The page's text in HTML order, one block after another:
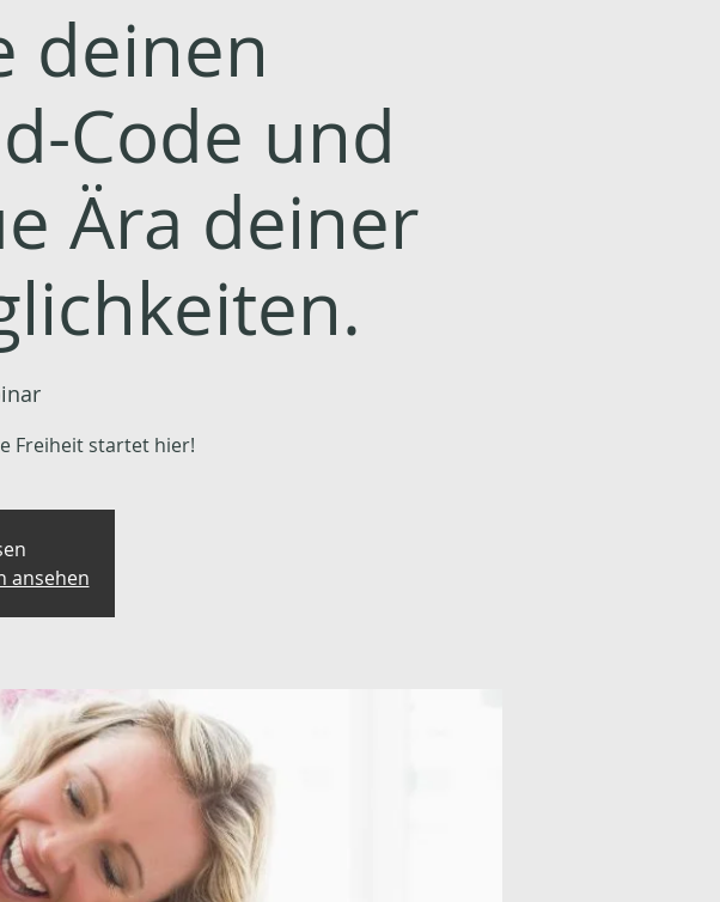
deinen
Code und
Ära deiner
Freiheit startet hier!
ansehen